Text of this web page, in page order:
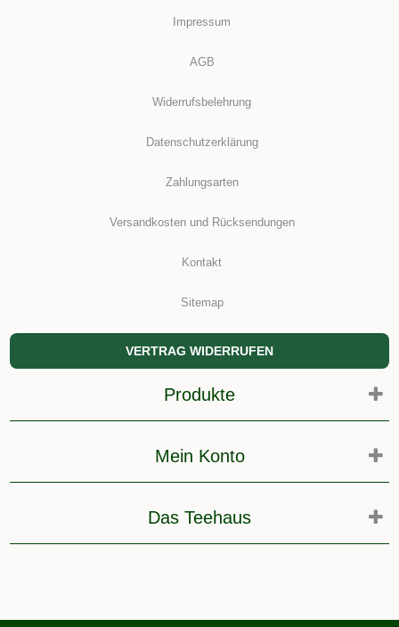
Impressum
AGB
Widerrufsbelehrung
Datenschutzerklärung
Zahlungsarten
Versandkosten und Rücksendungen
Kontakt
Sitemap
VERTRAG WIDERRUFEN
Produkte
Mein Konto
Das Teehaus